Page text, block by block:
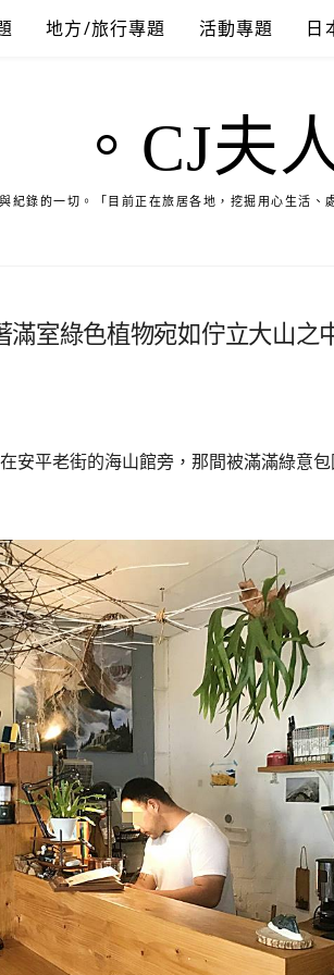
地方/旅行專題 活動專題 日
。CJ夫
紀錄的一切。「目前正在旅居各地，挖掘用心生活、
室綠色植物宛如佇立大山之
安平老街的海山館旁，那間被滿滿綠意